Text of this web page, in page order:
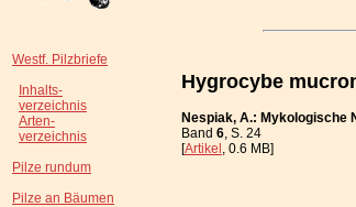
Westf. Pilzbriefe
Inhalts-
verzeichnis
Arten-
verzeichnis
Pilze rundum
Pilze an Bäumen
Hygrocybe
Nespiak, A.: Mykologische
Band 6, S. 24
[Artikel, 0.6 MB]